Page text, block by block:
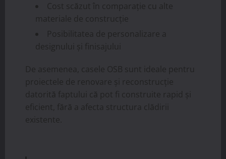
Cost scăzut în comparație cu alte
materiale de construcție
Posibilitatea de personalizare a
designului și finisajului
De asemenea, casele OSB sunt ideale pentru
proiectele de renovare și reconstrucție
datorită faptului că pot fi construite rapid și
eficient, fără a afecta structura clădirii
existente.